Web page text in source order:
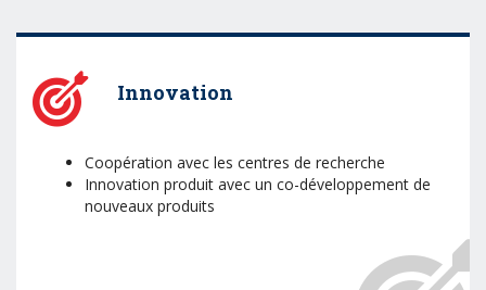
Innovation
Coopération avec les centres de recherche
Innovation produit avec un co-développement de
nouveaux produits